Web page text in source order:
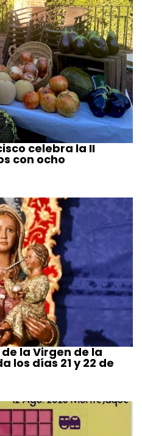
celebra la II
con ocho
la Virgen de la
los días 21 y 22 de